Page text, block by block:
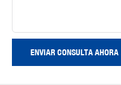
ENVIAR CONSULTA AHORA